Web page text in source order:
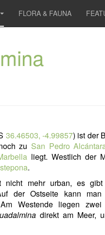
FLORA & FAUNA
36.46503, -4.99857) ist der
zu San Pedro
liegt. Westlich der
.
nicht mehr urban, es
der Ostseite kann
Westende liegen
direkt am Meer,